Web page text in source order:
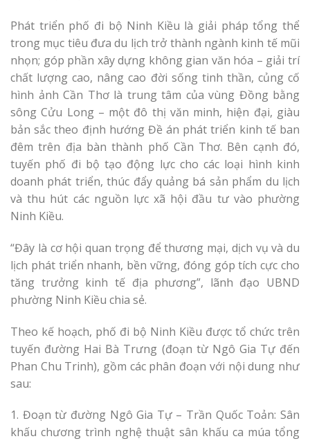
Phát triển phố đi bộ Ninh Kiều là giải pháp tổng thể
trong mục tiêu đưa du lịch trở thành ngành kinh tế mũi
nhọn; góp phần xây dựng không gian văn hóa – giải trí
chất lượng cao, nâng cao đời sống tinh thần, củng cố
hình ảnh Cần Thơ là trung tâm của vùng Đồng bằng
sông Cửu Long – một đô thị văn minh, hiện đại, giàu
bản sắc theo định hướng Đề án phát triển kinh tế ban
đêm trên địa bàn thành phố Cần Thơ. Bên cạnh đó,
tuyến phố đi bộ tạo động lực cho các loại hình kinh
doanh phát triển, thúc đẩy quảng bá sản phẩm du lịch
và thu hút các nguồn lực xã hội đầu tư vào phường
Ninh Kiều.
“Đây là cơ hội quan trọng để thương mại, dịch vụ và du
lịch phát triển nhanh, bền vững, đóng góp tích cực cho
tăng trưởng kinh tế địa phương”, lãnh đạo UBND
phường Ninh Kiều chia sẻ.
Theo kế hoạch, phố đi bộ Ninh Kiều được tổ chức trên
tuyến đường Hai Bà Trưng (đoạn từ Ngô Gia Tự đến
Phan Chu Trinh), gồm các phân đoạn với nội dung như
sau:
1. Đoạn từ đường Ngô Gia Tự – Trần Quốc Toản: Sân
khấu chương trình nghệ thuật sân khấu ca múa tổng